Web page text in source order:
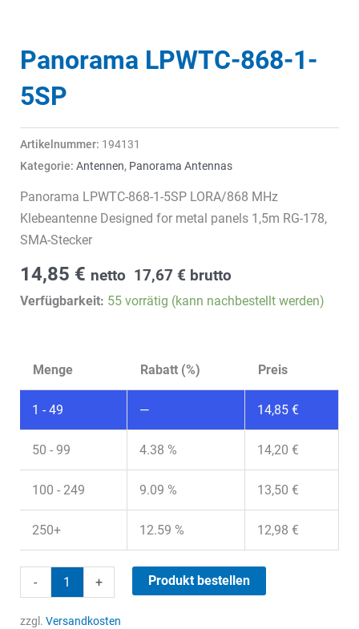
Panorama LPWTC-868-1-
5SP
Artikelnummer: 194131
Kategorie: Antennen, Panorama Antennas
Panorama LPWTC-868-1-5SP LORA/868 MHz
Klebeantenne Designed for metal panels 1,5m RG-178,
SMA-Stecker
14,85 € netto 17,67 € brutto
Verfügbarkeit: 55 vorrätig (kann nachbestellt werden)
Menge Rabatt (%) Preis
1 - 49 — 14,85 €
50 - 99 4.38 % 14,20 €
100 - 249 9.09 % 13,50 €
250+ 12.59 % 12,98 €
-
Panorama
LPWTC-
868-
+ Produkt bestellen
zzgl. Versandkosten